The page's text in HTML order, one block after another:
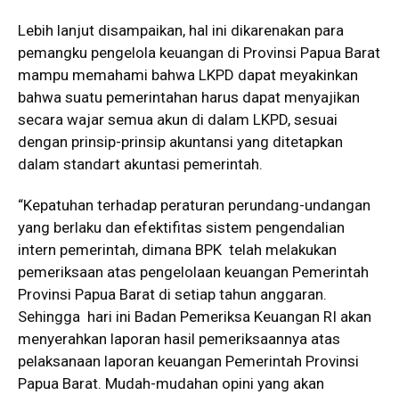
Lebih lanjut disampaikan, hal ini dikarenakan para
pemangku pengelola keuangan di Provinsi Papua Barat
mampu memahami bahwa LKPD dapat meyakinkan
bahwa suatu pemerintahan harus dapat menyajikan
secara wajar semua akun di dalam LKPD, sesuai
dengan prinsip-prinsip akuntansi yang ditetapkan
dalam standart akuntasi pemerintah.
“Kepatuhan terhadap peraturan perundang-undangan
yang berlaku dan efektifitas sistem pengendalian
intern pemerintah, dimana BPK telah melakukan
pemeriksaan atas pengelolaan keuangan Pemerintah
Provinsi Papua Barat di setiap tahun anggaran.
Sehingga hari ini Badan Pemeriksa Keuangan RI akan
menyerahkan laporan hasil pemeriksaannya atas
pelaksanaan laporan keuangan Pemerintah Provinsi
Papua Barat. Mudah-mudahan opini yang akan